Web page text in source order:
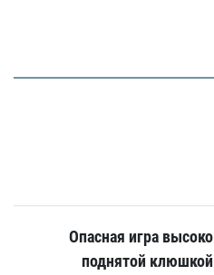
Опасная игра высоко
поднятой клюшкой